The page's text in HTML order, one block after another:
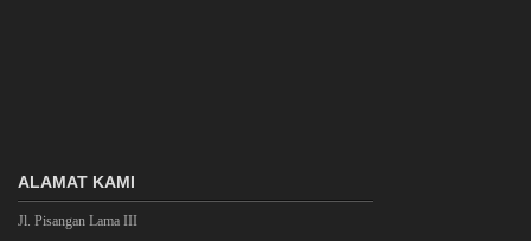
ALAMAT KAMI
Jl. Pisangan Lama III